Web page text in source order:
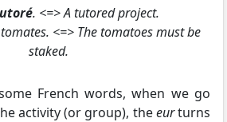
. <=> A tutored project.
<=> The tomatoes must be
staked.
French words, when we go
activity (or group), theeurturns